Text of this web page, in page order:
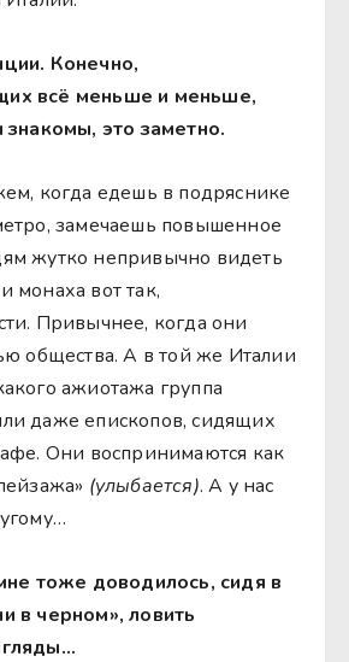
Конечно,
всё меньше и меньше,
это заметно.
когда едешь в подряснике
замечаешь повышенное
жутко непривычно видеть
монаха вот так,
Привычнее, когда они
общества. А в той же Италии
ажиотажа группа
даже епископов, сидящих
Они воспринимаются как
(улыбается). А у нас
тоже доводилось, сидя в
в черном», ловить